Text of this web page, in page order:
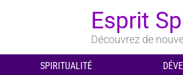
Esprit
Découvrez de
SPIRITUALITÉ